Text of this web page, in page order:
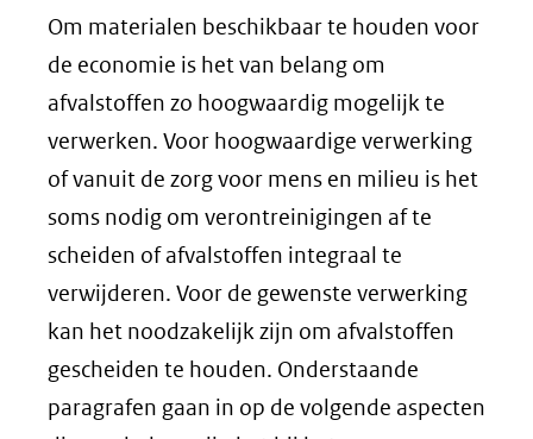
Om materialen beschikbaar te houden voor
de economie is het van belang om
afvalstoffen zo hoogwaardig mogelijk te
verwerken. Voor hoogwaardige verwerking
of vanuit de zorg voor mens en milieu is het
soms nodig om verontreinigingen af te
scheiden of afvalstoffen integraal te
verwijderen. Voor de gewenste verwerking
kan het noodzakelijk zijn om afvalstoffen
gescheiden te houden. Onderstaande
paragrafen gaan in op de volgende aspecten